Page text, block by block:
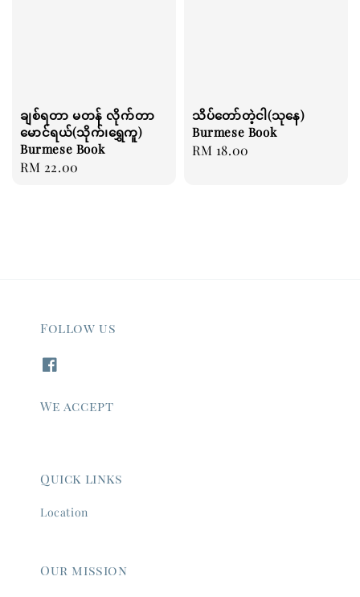
ချစ်ရတာ မတန် လိုက်တာ
မောင်ရယ်(သိုက်၊ရွှေကူ)
Burmese Book
Regular
RM 22.00
သိပ်တော်တဲ့ငါ(သုနေ)
Burmese Book
Regular
RM 18.00
Follow us
We accept
Quick links
Location
Our mission